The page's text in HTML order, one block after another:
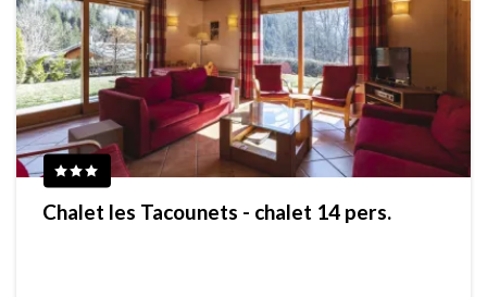
Chalet les Tacounets - chalet 14 pers.